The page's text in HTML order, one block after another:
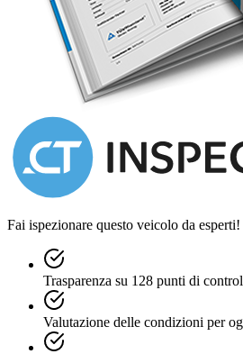
Fai ispezionare questo veicolo da esperti!
Trasparenza su 128 punti di
Valutazione delle condizioni per